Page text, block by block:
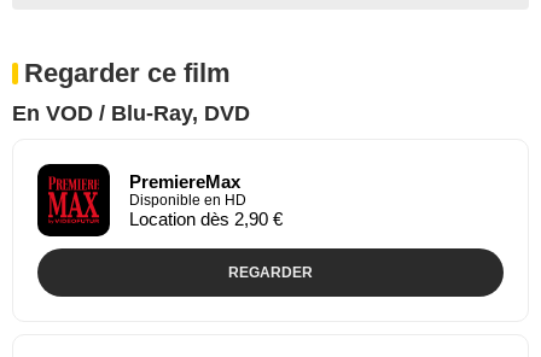
Regarder ce film
En VOD / Blu-Ray, DVD
PremiereMax
Disponible en HD
Location dès 2,90 €
REGARDER